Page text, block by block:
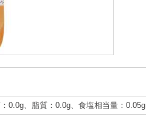
0.0g、脂質：0.0g、食塩相当量：0.05g